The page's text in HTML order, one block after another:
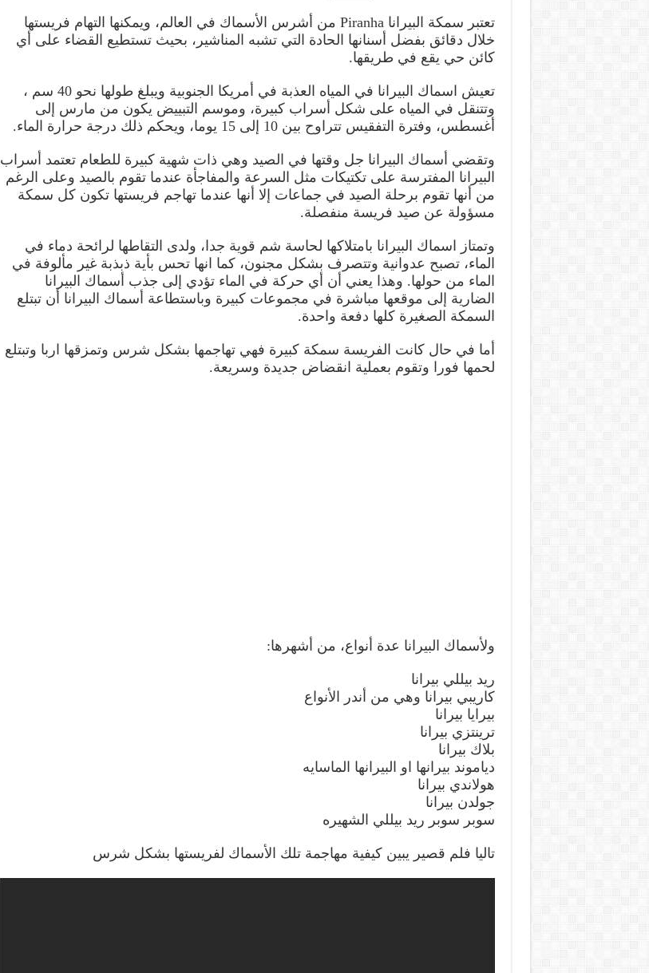
تعتبر سمكة البيرانا Piranha من أشرس الأسماك في العالم، ويمكنها التهام فريستها
خلال دقائق بفضل أسنانها الحادة التي تشبه المناشير، بحيث تستطيع القضاء على أي
كائن حي يقع في طريقها.
تعيش اسماك البيرانا في المياه العذبة في أمريكا الجنوبية ويبلغ طولها نحو 40 سم ،
وتتنقل في المياه على شكل أسراب كبيرة، وموسم التبييض يكون من مارس إلى
أغسطس، وفترة التفقيس تتراوح بين 10 إلى 15 يوما، ويحكم ذلك درجة حرارة الماء.
وتقضي أسماك البيرانا جل وقتها في الصيد وهي ذات شهية كبيرة للطعام تعتمد أسراب
البيرانا المفترسة على تكتيكات مثل السرعة والمفاجأة عندما تقوم بالصيد وعلى الرغم
من أنها تقوم برحلة الصيد في جماعات إلا أنها عندما تهاجم فريستها تكون كل سمكة
مسؤولة عن صيد فريسة منفصلة.
وتمتاز اسماك البيرانا بامتلاكها لحاسة شم قوية جدا، ولدى التقاطها لرائحة دماء في
الماء، تصبح عدوانية وتتصرف بشكل مجنون، كما انها تحس بأية ذبذبة غير مألوفة في
الماء من حولها. وهذا يعني أن أي حركة في الماء تؤدي إلى جذب أسماك البيرانا
الضارية إلى موقعها مباشرة في مجموعات كبيرة وباستطاعة أسماك البيرانا أن تبتلع
السمكة الصغيرة كلها دفعة واحدة.
أما في حال كانت الفريسة سمكة كبيرة فهي تهاجمها بشكل شرس وتمزقها اربا وتبتلع
لحمها فورا وتقوم بعملية انقضاض جديدة وسريعة.
ولأسماك البيرانا عدة أنواع، من أشهرها:
ريد بيللي بيرانا
كاريبي بيرانا وهي من أندر الأنواع
بيرايا بيرانا
ترينتزي بيرانا
بلاك بيرانا
دياموند بيرانها او البيرانها الماسايه
هولاندي بيرانا
جولدن بيرانا
سوبر سوبر ريد بيللي الشهيره
تاليا فلم قصير يبين كيفية مهاجمة تلك الأسماك لفريستها بشكل شرس